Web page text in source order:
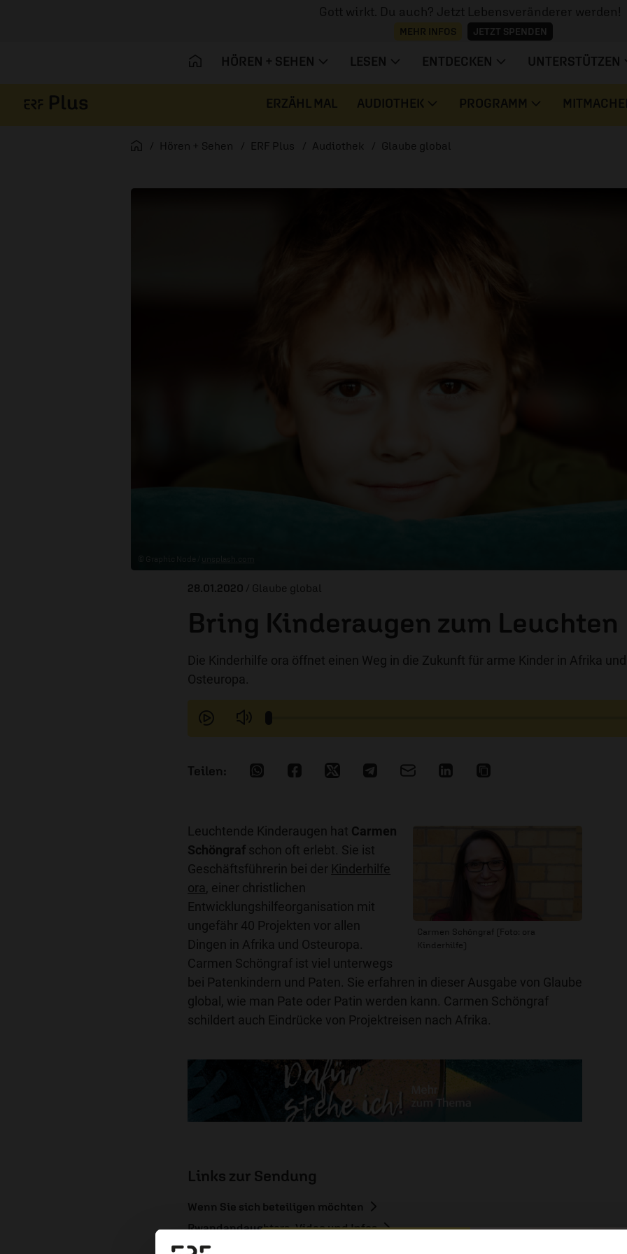
Gott wirkt. Du auch? Jetzt Lebensveränderer werden!
MEHR INFOS JETZT SPENDEN
HÖREN + SEHEN LESEN ENTDECKEN UNTERSTÜTZEN
ERZÄHL MAL AUDIOTHEK PROGRAMM
Startseite
Hören + Sehen ERF Plus Audiothek Glaube global
28.01.2020 / Glaube global
Bring Kinderaugen zum Leuchten
Die Kinderhilfe ora öffnet einen Weg in die Zukunft für arme Kinder in Afrika und
Osteuropa.
Carmen Schöngraf (Foto: ora
Kinderhilfe)
Leuchtende Kinderaugen hat Carmen
Schöngraf schon oft erlebt. Sie ist
Geschäftsführerin bei der Kinderhilfe
ora , einer christlichen
Entwicklungshilfeorganisation mit
ungefähr 40 Projekten vor allen
Dingen in Afrika und Osteuropa.
Carmen Schöngraf ist viel unterwegs
bei Patenkindern und Paten. Sie erfahren in dieser Ausgabe von Glaube
global, wie man Pate oder Patin werden kann. Carmen Schöngraf
schildert auch Eindrücke von Projektreisen nach Afrika.
Links zur Sendung
Wenn Sie sich beteiligen möchten
Rwandandaughters_Video und Infos